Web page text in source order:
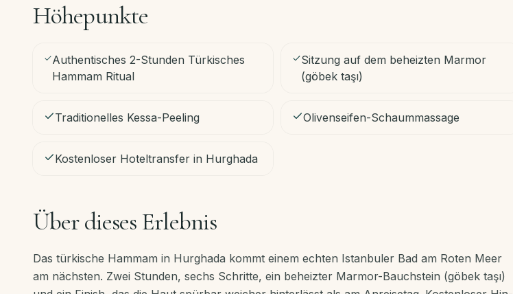
Höhepunkte
Authentisches 2-Stunden Türkisches
Hammam Ritual
Sitzung auf dem beheizten Marmor
(göbek taşı)
Traditionelles Kessa-Peeling Olivenseifen-Schaummassage
Kostenloser Hoteltransfer in Hurghada
Über dieses Erlebnis
Das türkische Hammam in Hurghada kommt einem echten Istanbuler Bad am Roten Meer
am nächsten. Zwei Stunden, sechs Schritte, ein beheizter Marmor-Bauchstein (göbek taşı)